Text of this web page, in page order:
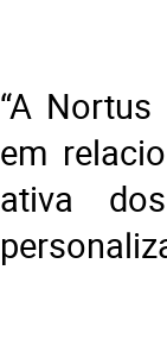
“A
em
ativa